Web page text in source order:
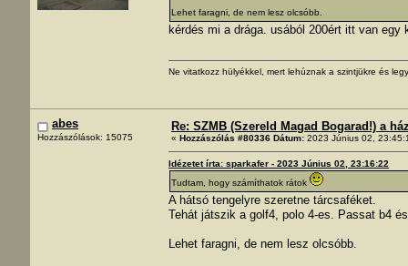
Lehet faragni, de nem lesz olcsóbb.
kérdés mi a drága. usából 200ért itt van
Ne vitatkozz hülyékkel, mert lehúznak a szintjükre és
abes
Hozzászólások: 15075
Re: SZMB (Szereld Magad Bogarad!) a
« Hozzászólás #80336 Dátum: 2023 Június 02,
Idézetet írta: sparkafer - 2023 Június 02, 23:16:22
Tudtam, hogy számíthatok rátok
A hátsó tengelyre szeretne tárcsaféket.
Tehát játszik a golf4, polo 4-es. Passat b4
Lehet faragni, de nem lesz olcsóbb.